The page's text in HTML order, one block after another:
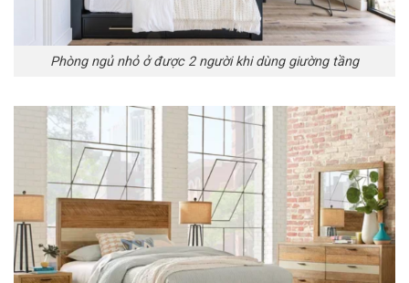
Phòng ngủ nhỏ ở được 2 người khi dùng giường tầng